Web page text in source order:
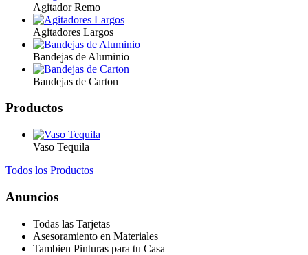
Agitador Remo
Agitadores Largos
Bandejas de Aluminio
Bandejas de Carton
Productos
Vaso Tequila
Todos los Productos
Anuncios
Todas las Tarjetas
Asesoramiento en Materiales
Tambien Pinturas para tu Casa